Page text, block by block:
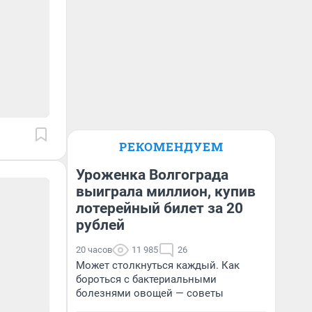
РЕКОМЕНДУЕМ
Уроженка Волгограда
выиграла миллион, купив
лотерейный билет за 20
рублей
20 часов 11 985 26
Может столкнуться каждый. Как
бороться с бактериальными
болезнями овощей — советы